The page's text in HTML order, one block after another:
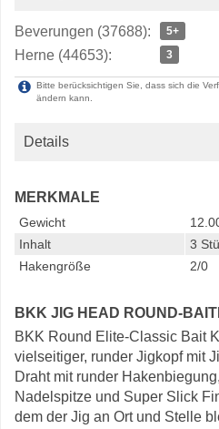
Beverungen (37688): 5+
Herne (44653): 3
Bitte berücksichtigen Sie, dass sich die
ändern kann.
Details
MERKMALE
Gewicht
Inhalt
3
Hakengröße
2/0
BKK JIG HEAD ROUND-
BKK Round Elite-Classic Bait
vielseitiger, runder Jigkopf mit
Draht mit runder
Nadelspitze und Super Slick
dem der Jig an Ort und Stelle